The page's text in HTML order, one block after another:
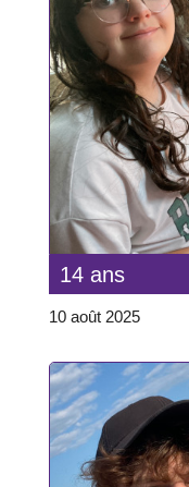
14 ans
10 août 2025